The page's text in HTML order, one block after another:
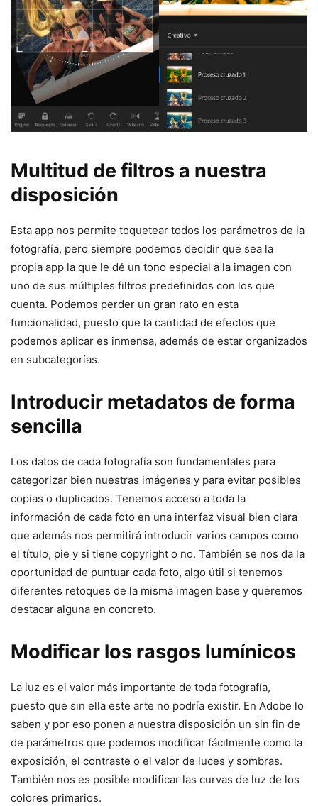
Multitud de filtros a nuestra
disposición
Esta app nos permite toquetear todos los parámetros de la
fotografía, pero siempre podemos decidir que sea la
propia app la que le dé un tono especial a la imagen con
uno de sus múltiples filtros predefinidos con los que
cuenta. Podemos perder un gran rato en esta
funcionalidad, puesto que la cantidad de efectos que
podemos aplicar es inmensa, además de estar organizados
en subcategorías.
Introducir metadatos de forma
sencilla
Los datos de cada fotografía son fundamentales para
categorizar bien nuestras imágenes y para evitar posibles
copias o duplicados. Tenemos acceso a toda la
información de cada foto en una interfaz visual bien clara
que además nos permitirá introducir varios campos como
el título, pie y si tiene copyright o no. También se nos da la
oportunidad de puntuar cada foto, algo útil si tenemos
diferentes retoques de la misma imagen base y queremos
destacar alguna en concreto.
Modificar los rasgos lumínicos
La luz es el valor más importante de toda fotografía,
puesto que sin ella este arte no podría existir. En Adobe lo
saben y por eso ponen a nuestra disposición un sin fin de
de parámetros que podemos modificar fácilmente como la
exposición, el contraste o el valor de luces y sombras.
También nos es posible modificar las curvas de luz de los
colores primarios.